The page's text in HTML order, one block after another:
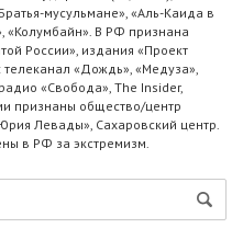
мусульмане», «Аль-Каида в
«Колумбайн». В РФ признана
России», издания «Проект
«Дождь», «Медуза»,
«Свобода», The Insider,
признаны общество/центр
Левады», Сахаровский центр.
в РФ за экстремизм.